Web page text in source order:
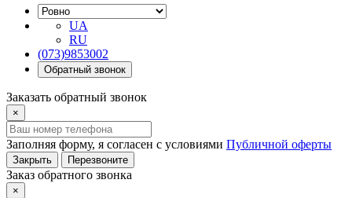
UA
RU
(073)9853002
Обратный звонок
Заказать обратный звонок
×
Заполняя форму, я согласен с условиями Публичной оферты
Закрыть Перезвоните
Заказ обратного звонка
×